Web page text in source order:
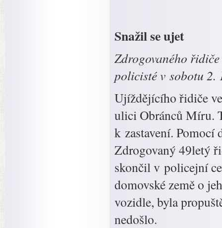
Snažil se ujet
Zdrogovaného
policisté v sobotu 2.
Ujíždějícího řidiče
ulici Obránců Míru.
k zastavení. Pomocí
Zdrogovaný 49letý
skončil v policejní
domovské země o
vozidle, byla
nedošlo.